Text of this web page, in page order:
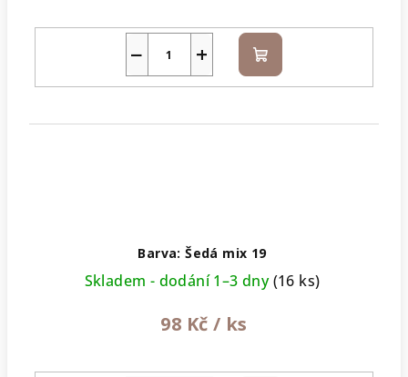
+
− Do
košíku
Barva: Šedá mix 19
Skladem - dodání 1–3 dny(16 ks)
98 Kč / ks